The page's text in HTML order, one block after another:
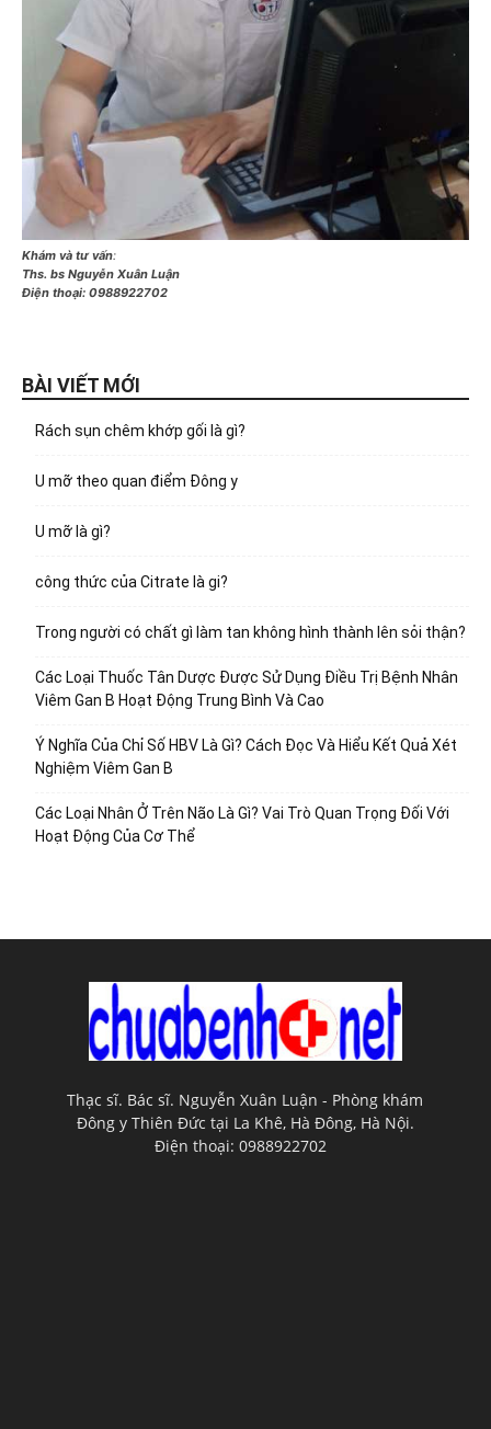
Khám và tư vấn:
Ths. bs Nguyễn Xuân Luận
Điện thoại: 0988922702
BÀI VIẾT MỚI
Rách sụn chêm khớp gối là gì?
U mỡ theo quan điểm Đông y
U mỡ là gì?
công thức của Citrate là gi?
Trong người có chất gì làm tan không hình thành lên sỏi thận?
Các Loại Thuốc Tân Dược Được Sử Dụng Điều Trị Bệnh Nhân
Viêm Gan B Hoạt Động Trung Bình Và Cao
Ý Nghĩa Của Chỉ Số HBV Là Gì? Cách Đọc Và Hiểu Kết Quả Xét
Nghiệm Viêm Gan B
Các Loại Nhân Ở Trên Não Là Gì? Vai Trò Quan Trọng Đối Với
Hoạt Động Của Cơ Thể
Thạc sĩ. Bác sĩ. Nguyễn Xuân Luận - Phòng khám
Đông y Thiên Đức tại La Khê, Hà Đông, Hà Nội.
Điện thoại: 0988922702